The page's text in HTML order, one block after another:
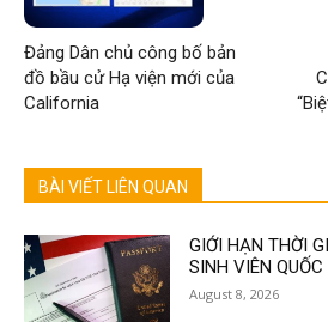
Đảng Dân chủ công bố bản
đồ bầu cử Hạ viện mới của
California
BÀI VIẾT LIÊN QUAN
GIỚI HẠN THỜI
SINH VIÊN QUỐC
August 8, 2026